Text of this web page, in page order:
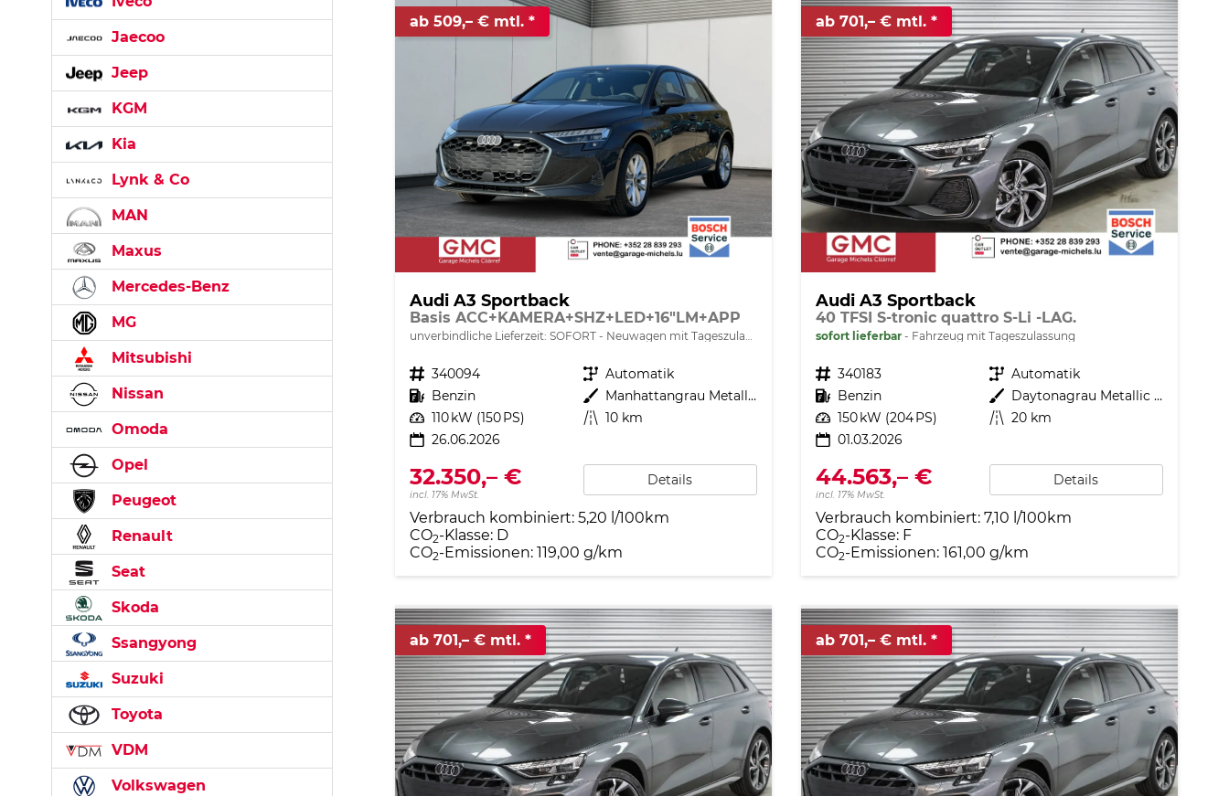
ab 509,– € mtl.
Audi A3 Sportback
Basis ACC+KAMERA+SHZ+LED+16"LM+APP
unverbindliche Lieferzeit: SOFORT Neuwagen mit Tageszulassung
Fahrzeugnr. 340094 Getriebe Automatik
Kraftstoff Benzin Außenfarbe
Manhattangrau Metallic
Leistung 110 kW (150 PS) Kilometerstand 10 km
26.06.2026
32.350,– €
incl. 17% MwSt.
Details
Verbrauch kombiniert: 5,20 l/100km
CO2-Klasse: D
CO2-Emissionen: 119,00 g/km
ab 701,– € mtl.
Audi A3 Sportback
40 TFSI S-tronic quattro S-Li -LAG.
sofort lieferbar Fahrzeug mit Tageszulassung
Fahrzeugnr. 340183 Getriebe Automatik
Kraftstoff Benzin Außenfarbe
Daytonagrau Metallic (6Y)
Leistung 150 kW (204 PS) Kilometerstand 20 km
01.03.2026
44.563,– €
incl. 17% MwSt.
Details
Verbrauch kombiniert: 7,10 l/100km
CO2-Klasse: F
CO2-Emissionen: 161,00 g/km
ab 701,– € mtl. ab 701,– € mtl.
Jaecoo
Jeep
KGM
Kia
Lynk & Co
MAN
Maxus
Mercedes-Benz
MG
Mitsubishi
Nissan
Omoda
Opel
Peugeot
Renault
Seat
Skoda
Ssangyong
Suzuki
Toyota
VDM
Volkswagen